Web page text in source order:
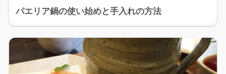
パエリア鍋の使い始めと手入れの方法